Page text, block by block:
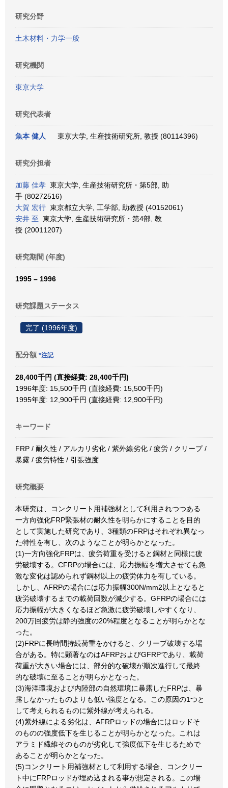
研究分野
土木材料・力学一般
研究機関
東京大学
研究代表者
魚本 健人 東京大学, 生産技術研究所, 教授 (80114396)
研究分担者
加藤 佳孝 東京大学, 生産技術研究所・第5部, 助
手 (80272516)
大賀 宏行 東京都立大学, 工学部, 助教授 (40152061)
安井 至 東京大学, 生産技術研究所・第4部, 教
授 (20011207)
研究期間 (年度)
1995 – 1996
研究課題ステータス
完了 (1996年度)
配分額 *注記
28,400千円 (直接経費: 28,400千円)
1996年度: 15,500千円 (直接経費: 15,500千円)
1995年度: 12,900千円 (直接経費: 12,900千円)
キーワード
FRP / 耐久性 / アルカリ劣化 / 紫外線劣化 / 疲労 / クリープ /
暴露 / 疲労特性 / 引張強度
研究概要
本研究は、コンクリート用補強材として利用されつつある
一方向強化FRP緊張材の耐久性を明らかにすることを目的
として実施した研究であり、3種類のFRPはそれぞれ異なっ
た特性を有し、次のようなことが明らかとなった。
(1)一方向強化FRPは、疲労荷重を受けると鋼材と同様に疲
労破壊する。CFRPの場合には、応力振幅を増大させても急
激な変化は認められず鋼材以上の疲労体力を有している。
しかし、AFRPの場合には応力振幅300N/mm2以上となると
疲労破壊するまでの載荷回数が減少する。GFRPの場合には
応力振幅が大きくなるほど急激に疲労破壊しやすくなり、
200万回疲労は静的強度の20%程度となることが明らかとな
った。
(2)FRPに長時間持続荷重をかけると、クリープ破壊する場
合がある。特に顕著なのはAFRPおよびGFRPであり、載荷
荷重が大きい場合には、部分的な破壊が順次進行して最終
的な破壊に至ることが明らかとなった。
(3)海洋環境および内陸部の自然環境に暴露したFRPは、暴
露しなかったものよりも低い強度となる。この原因の1つと
して考えられるものに紫外線が考えられる。
(4)紫外線による劣化は、AFRPロッドの場合にはロッドそ
のものの強度低下を生じることが明らかとなった。これは
アラミド繊維そのものが劣化して強度低下を生じるためで
あることが明らかとなった。
(5)コンクリート用補強材として利用する場合、コンクリー
ト中にFRPロッドが埋め込まれる事が想定される。この場